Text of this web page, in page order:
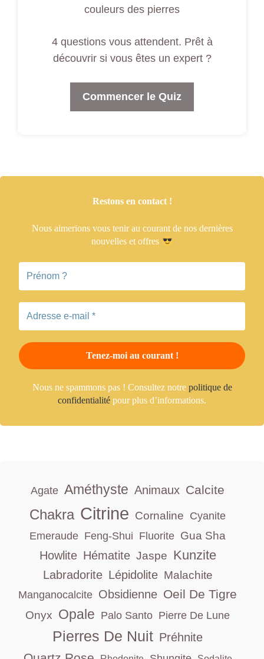
couleurs des pierres
4 questions vous attendent. Prêt à
découvrir si vous êtes un expert ?
Commencer le Quiz
Restons en contact !
Nous aimerions vous tenir au courant de nos dernières
nouvelles et offres
Nous ne spammons pas ! Consultez notre politique de
confidentialité pour plus d’informations.
Agate Améthyste Animaux Calcite
Chakra Citrine Cornaline Cyanite
Emeraude Feng-Shui Fluorite Gua Sha
Howlite Hématite Jaspe Kunzite
Labradorite Lépidolite Malachite
Manganocalcite Obsidienne Oeil De Tigre
Onyx Opale Palo Santo Pierre De Lune
Pierres De Nuit Préhnite